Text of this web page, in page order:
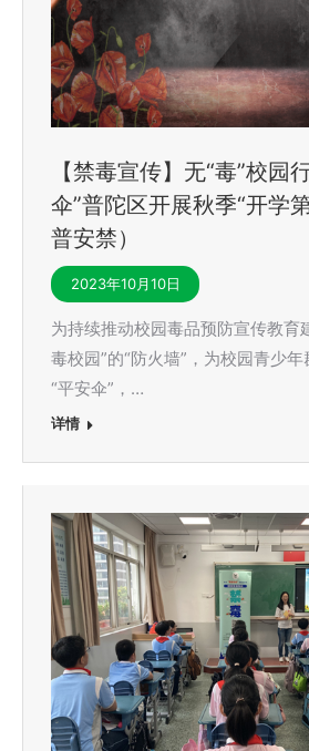
【禁毒宣传】无“毒”校园
伞”普陀区开展秋季“开学
普安禁）
2023年10月10日
为持续推动校园毒品预防宣传教育
毒校园”的“防火墙”，为校园青少
“平安伞”，…
详情